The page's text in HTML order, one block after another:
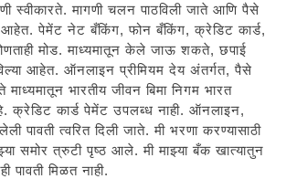
स्वीकारते. मागणी चलन पाठविली जाते आणि पैसे
आहेत. पेमेंट नेट बँकिंग, फोन बँकिंग, क्रेडिट कार्ड,
मोड. माध्यमातून केले जाऊ शकते, छपाई
आहेत. ऑनलाइन प्रीमियम देय अंतर्गत, पैसे
भारतीय जीवन बिमा निगम भारत
कार्ड पेमेंट उपलब्ध नाही. ऑनलाइन,
पावती त्वरित दिली जाते. मी भरणा करण्यासाठी
समोर त्रुटी पृष्ठ आले. मी माझ्या बँक खात्यातुन
पावती मिळत नाही.